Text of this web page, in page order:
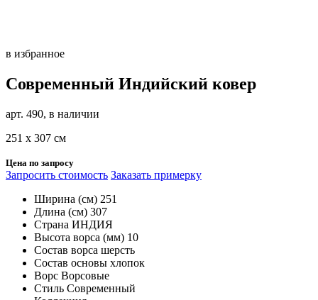
в избранное
Современный Индийский ковер
арт. 490, в наличии
251 х 307 см
Цена по запросу
Запросить стоимость Заказать примерку
Ширина (см) 251
Длина (см) 307
Страна ИНДИЯ
Высота ворса (мм) 10
Состав ворса шерсть
Состав основы хлопок
Ворс Ворсовые
Стиль Современный